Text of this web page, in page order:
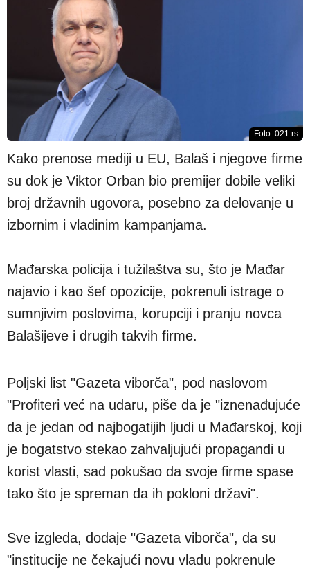
Foto: 021.rs
Kako prenose mediji u EU, Balaš i njegove firme
su dok je Viktor Orban bio premijer dobile veliki
broj državnih ugovora, posebno za delovanje u
izbornim i vladinim kampanjama.
Mađarska policija i tužilaštva su, što je Mađar
najavio i kao šef opozicije, pokrenuli istrage o
sumnjivim poslovima, korupciji i pranju novca
Balašijeve i drugih takvih firme.
Poljski list "Gazeta viborča", pod naslovom
"Profiteri već na udaru, piše da je "iznenađujuće
da je jedan od najbogatijih ljudi u Mađarskoj, koji
je bogatstvo stekao zahvaljujući propagandi u
korist vlasti, sad pokušao da svoje firme spase
tako što je spreman da ih pokloni državi".
Sve izgleda, dodaje "Gazeta viborča", da su
"institucije ne čekajući novu vladu pokrenule